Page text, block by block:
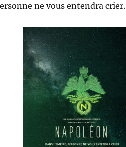
ne vous entendra crier.